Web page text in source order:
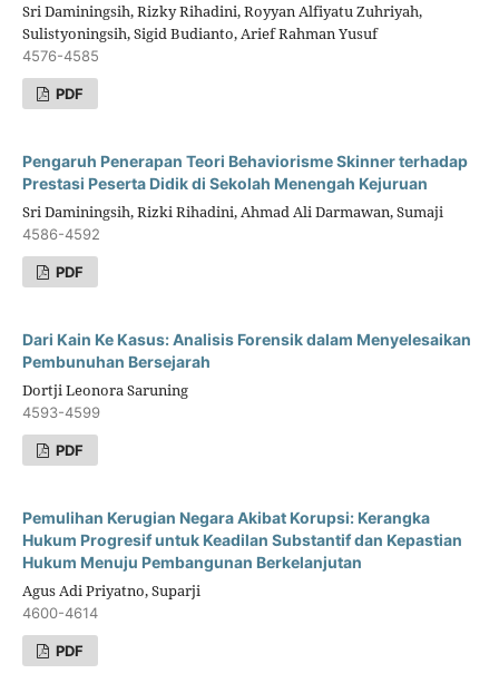
Sri Daminingsih, Rizky Rihadini, Royyan Alfiyatu Zuhriyah,
Sulistyoningsih, Sigid Budianto, Arief Rahman Yusuf
4576-4585
PDF
Pengaruh Penerapan Teori Behaviorisme Skinner terhadap
Prestasi Peserta Didik di Sekolah Menengah Kejuruan
Sri Daminingsih, Rizki Rihadini, Ahmad Ali Darmawan, Sumaji
4586-4592
PDF
Dari Kain Ke Kasus: Analisis Forensik dalam Menyelesaikan
Pembunuhan Bersejarah
Dortji Leonora Saruning
4593-4599
PDF
Pemulihan Kerugian Negara Akibat Korupsi: Kerangka
Hukum Progresif untuk Keadilan Substantif dan Kepastian
Hukum Menuju Pembangunan Berkelanjutan
Agus Adi Priyatno, Suparji
4600-4614
PDF